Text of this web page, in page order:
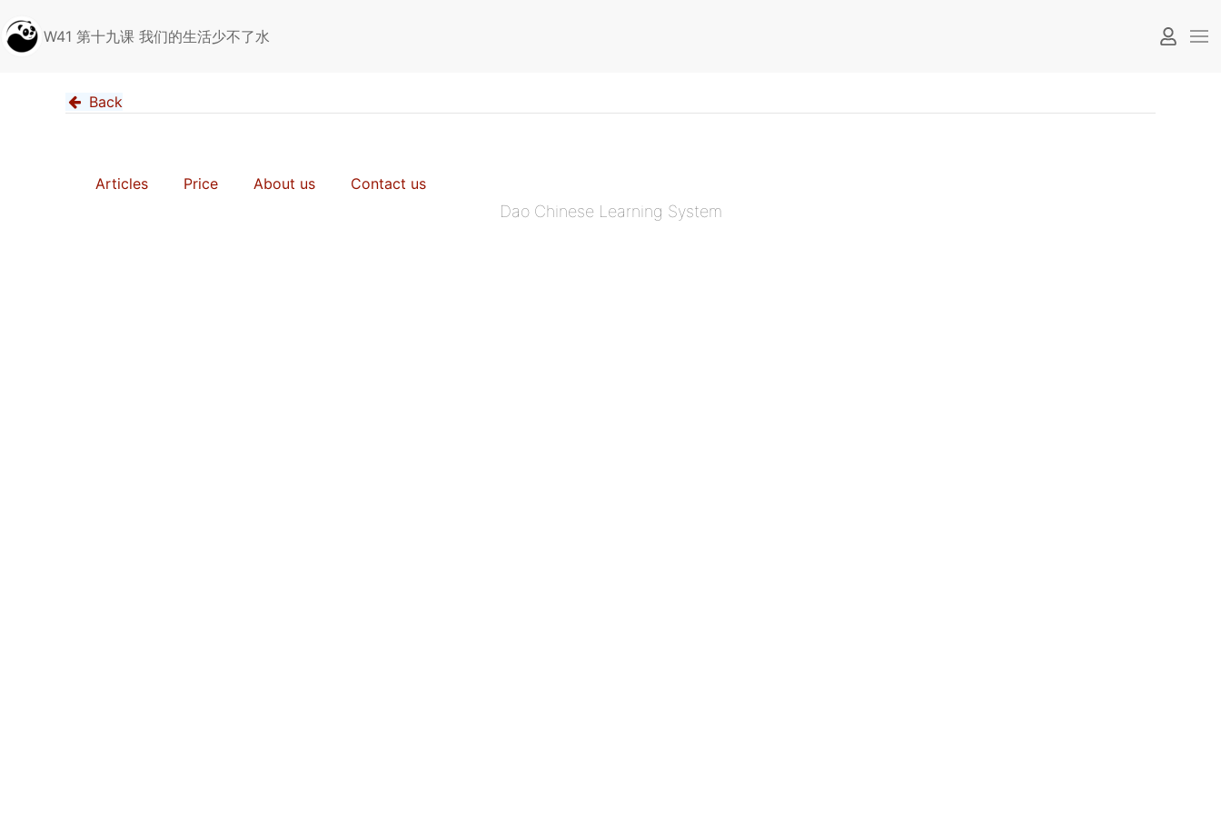
W41 第十九课 我们的生活少不了水
Back
Articles Price About us Contact us
Dao Chinese Learning System